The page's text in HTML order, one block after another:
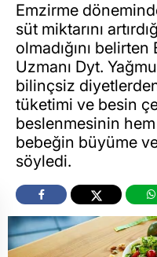
Emzirme
süt miktarını
olmadığını
Uzmanı Dyt.
bilinçsiz
tüketimi ve besin
beslenmesinin hem
bebeğin büyüme
söyledi.